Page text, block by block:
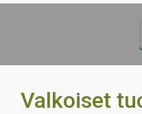
Valkoiset